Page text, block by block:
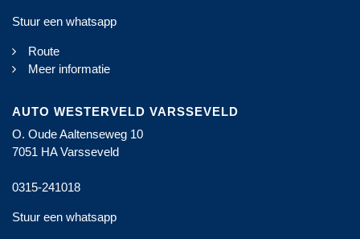
Stuur een whatsapp
Route
Meer informatie
AUTO WESTERVELD VARSSEVELD
O. Oude Aaltenseweg 10
7051 HA Varsseveld
0315-241018
Stuur een whatsapp